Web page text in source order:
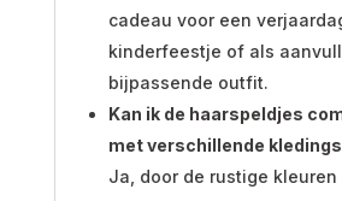
cadeau voor een
kinderfeestje of als
bijpassende outfit.
Kan ik de haarspeldjes
met verschillende
Ja, door de rustige kleuren